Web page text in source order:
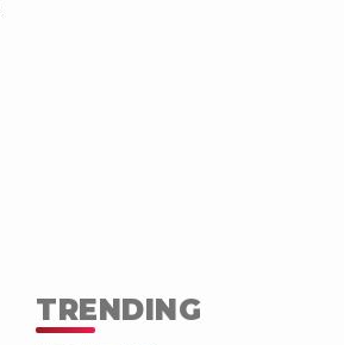
TRENDING